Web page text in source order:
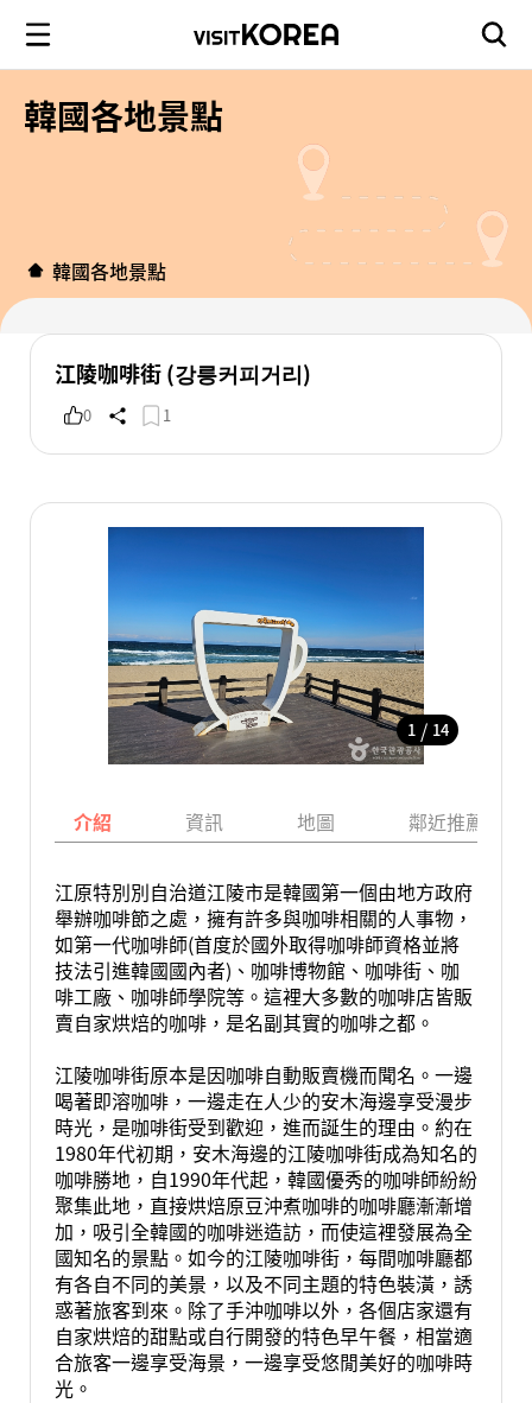
韓國各地景點
韓國各地景點
江陵咖啡街 (강릉커피거리)
0 1
1 / 14
介紹 資訊 地圖 鄰近推薦景點
江原特別別自治道江陵市是韓國第一個由地方政府
舉辦咖啡節之處，擁有許多與咖啡相關的人事物，
如第一代咖啡師(首度於國外取得咖啡師資格並將
技法引進韓國國內者)、咖啡博物館、咖啡街、咖
啡工廠、咖啡師學院等。這裡大多數的咖啡店皆販
賣自家烘焙的咖啡，是名副其實的咖啡之都。
江陵咖啡街原本是因咖啡自動販賣機而聞名。一邊
喝著即溶咖啡，一邊走在人少的安木海邊享受漫步
時光，是咖啡街受到歡迎，進而誕生的理由。約在
1980年代初期，安木海邊的江陵咖啡街成為知名的
咖啡勝地，自1990年代起，韓國優秀的咖啡師紛紛
聚集此地，直接烘焙原豆沖煮咖啡的咖啡廳漸漸增
加，吸引全韓國的咖啡迷造訪，而使這裡發展為全
國知名的景點。如今的江陵咖啡街，每間咖啡廳都
有各自不同的美景，以及不同主題的特色裝潢，誘
惑著旅客到來。除了手沖咖啡以外，各個店家還有
自家烘焙的甜點或自行開發的特色早午餐，相當適
合旅客一邊享受海景，一邊享受悠閒美好的咖啡時
光。